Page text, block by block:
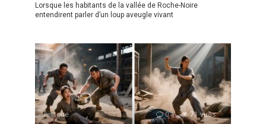
Lorsque les habitants de la vallée de Roche-Noire
entendirent parler d’un loup aveugle vivant
histoire 0 71 vues